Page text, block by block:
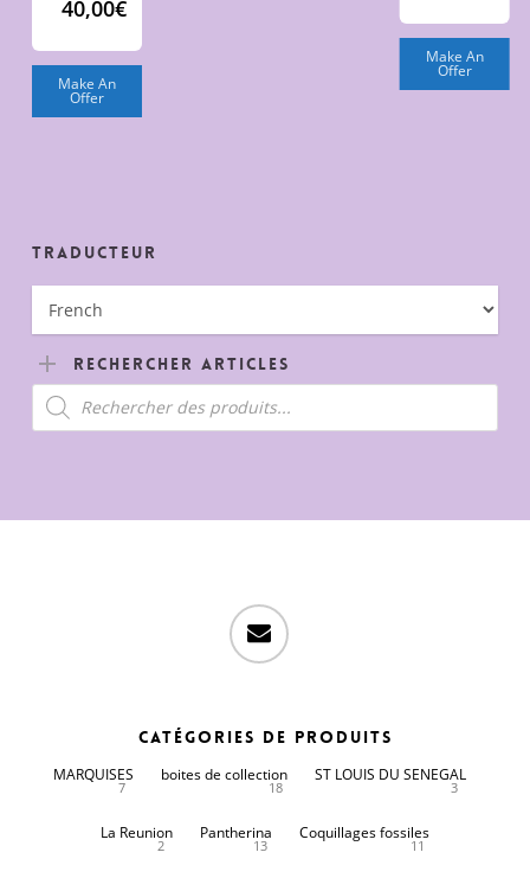
40,00€
Make An
Offer
Make An
Offer
Traducteur
Rechercher Articles
Recherche
de
produits
email
Catégories de produits
MARQUISES
7
boites de collection
18
ST LOUIS DU SENEGAL
3
La Reunion
2
Pantherina
13
Coquillages fossiles
11